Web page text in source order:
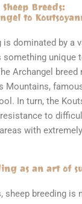
Sheep Breeds:
to
is dominated by a
something unique
Archangel
Mountains,
In turn, the
to
with
as an art of
sheep breeding is